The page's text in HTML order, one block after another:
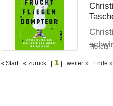
Tickets:
« Start « zurück | 1 | weiter » Ende »